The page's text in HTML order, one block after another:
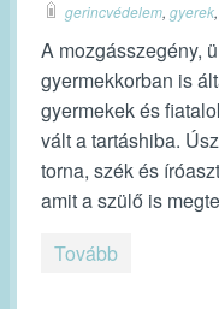
gerincvédelem, gyerek,
A mozgásszegény,
gyermekkorban is
gyermekek és
vált a tartáshiba.
torna, szék és
amit a szülő is
Tovább